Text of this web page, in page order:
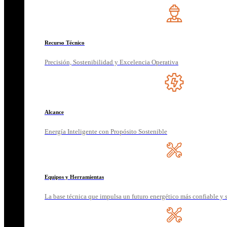
Recurso Técnico
Precisión, Sostenibilidad y Excelencia Operativa
Alcance
Energía Inteligente con Propósito Sostenible
Equipos y Herramientas
La base técnica que impulsa un futuro energético más confiable y